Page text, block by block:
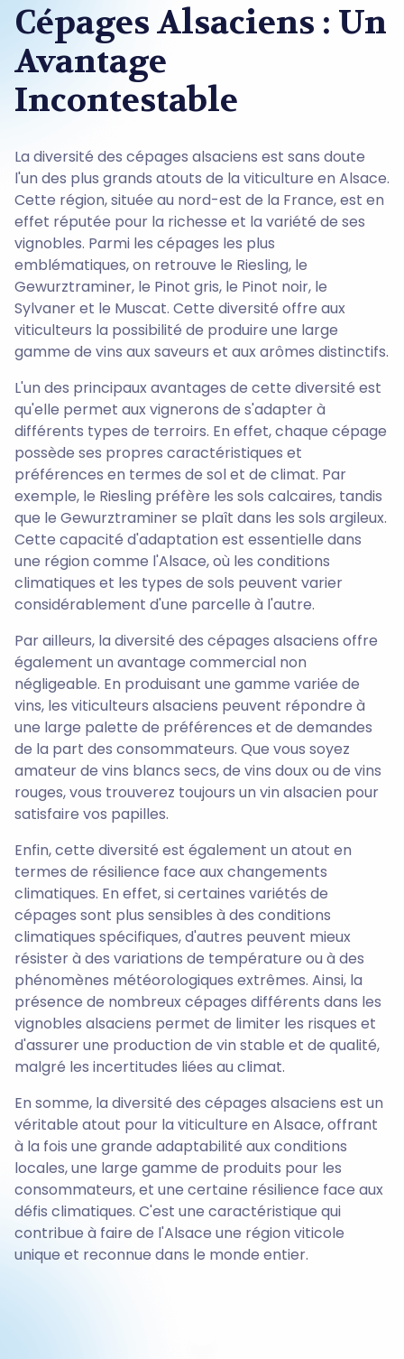
Cépages Alsaciens : Un
Avantage
Incontestable
La diversité des cépages alsaciens est sans doute
l'un des plus grands atouts de la viticulture en Alsace.
Cette région, située au nord-est de la France, est en
effet réputée pour la richesse et la variété de ses
vignobles. Parmi les cépages les plus
emblématiques, on retrouve le Riesling, le
Gewurztraminer, le Pinot gris, le Pinot noir, le
Sylvaner et le Muscat. Cette diversité offre aux
viticulteurs la possibilité de produire une large
gamme de vins aux saveurs et aux arômes distinctifs.
L'un des principaux avantages de cette diversité est
qu'elle permet aux vignerons de s'adapter à
différents types de terroirs. En effet, chaque cépage
possède ses propres caractéristiques et
préférences en termes de sol et de climat. Par
exemple, le Riesling préfère les sols calcaires, tandis
que le Gewurztraminer se plaît dans les sols argileux.
Cette capacité d'adaptation est essentielle dans
une région comme l'Alsace, où les conditions
climatiques et les types de sols peuvent varier
considérablement d'une parcelle à l'autre.
Par ailleurs, la diversité des cépages alsaciens offre
également un avantage commercial non
négligeable. En produisant une gamme variée de
vins, les viticulteurs alsaciens peuvent répondre à
une large palette de préférences et de demandes
de la part des consommateurs. Que vous soyez
amateur de vins blancs secs, de vins doux ou de vins
rouges, vous trouverez toujours un vin alsacien pour
satisfaire vos papilles.
Enfin, cette diversité est également un atout en
termes de résilience face aux changements
climatiques. En effet, si certaines variétés de
cépages sont plus sensibles à des conditions
climatiques spécifiques, d'autres peuvent mieux
résister à des variations de température ou à des
phénomènes météorologiques extrêmes. Ainsi, la
présence de nombreux cépages différents dans les
vignobles alsaciens permet de limiter les risques et
d'assurer une production de vin stable et de qualité,
malgré les incertitudes liées au climat.
En somme, la diversité des cépages alsaciens est un
véritable atout pour la viticulture en Alsace, offrant
à la fois une grande adaptabilité aux conditions
locales, une large gamme de produits pour les
consommateurs, et une certaine résilience face aux
défis climatiques. C'est une caractéristique qui
contribue à faire de l'Alsace une région viticole
unique et reconnue dans le monde entier.